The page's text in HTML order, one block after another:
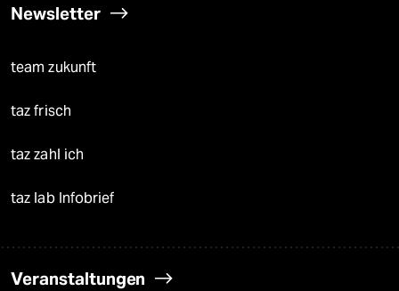
Newsletter
team zukunft
taz frisch
taz zahl ich
taz lab Infobrief
Veranstaltungen